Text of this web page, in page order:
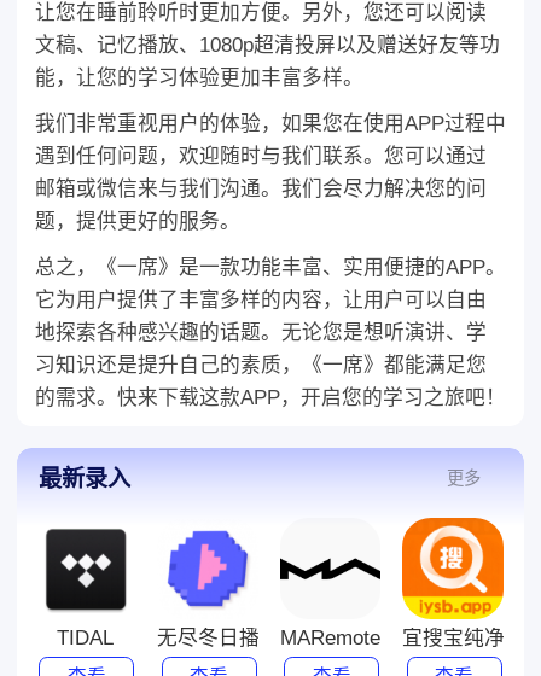
让您在睡前聆听时更加方便。另外，您还可以阅读
文稿、记忆播放、1080p超清投屏以及赠送好友等功
能，让您的学习体验更加丰富多样。
我们非常重视用户的体验，如果您在使用APP过程中
遇到任何问题，欢迎随时与我们联系。您可以通过
邮箱或微信来与我们沟通。我们会尽力解决您的问
题，提供更好的服务。
总之，《一席》是一款功能丰富、实用便捷的APP。
它为用户提供了丰富多样的内容，让用户可以自由
地探索各种感兴趣的话题。无论您是想听演讲、学
习知识还是提升自己的素质，《一席》都能满足您
的需求。快来下载这款APP，开启您的学习之旅吧！
最新录入 更多
TIDAL 无尽冬日播放器2022下载旧版
MARemote 宜搜宝纯净版